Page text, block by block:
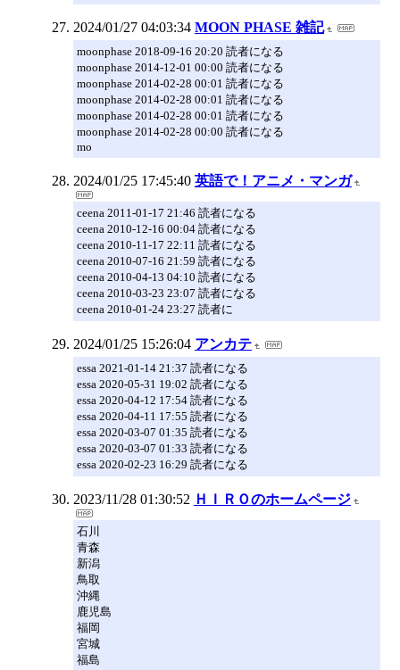
2024/01/27 04:03:34 MOON PHASE 雑記
moonphase 2018-09-16 20:20 読者になる
moonphase 2014-12-01 00:00 読者になる
moonphase 2014-02-28 00:01 読者になる
moonphase 2014-02-28 00:01 読者になる
moonphase 2014-02-28 00:01 読者になる
moonphase 2014-02-28 00:00 読者になる
mo
2024/01/25 17:45:40 英語で！アニメ・マンガ
ceena 2011-01-17 21:46 読者になる
ceena 2010-12-16 00:04 読者になる
ceena 2010-11-17 22:11 読者になる
ceena 2010-07-16 21:59 読者になる
ceena 2010-04-13 04:10 読者になる
ceena 2010-03-23 23:07 読者になる
ceena 2010-01-24 23:27 読者に
2024/01/25 15:26:04 アンカテ
essa 2021-01-14 21:37 読者になる
essa 2020-05-31 19:02 読者になる
essa 2020-04-12 17:54 読者になる
essa 2020-04-11 17:55 読者になる
essa 2020-03-07 01:35 読者になる
essa 2020-03-07 01:33 読者になる
essa 2020-02-23 16:29 読者になる
2023/11/28 01:30:52 ＨＩＲＯのホームページ
石川
青森
新潟
鳥取
沖縄
鹿児島
福岡
宮城
福島